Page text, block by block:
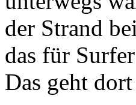
der Strand
das für
Das geht